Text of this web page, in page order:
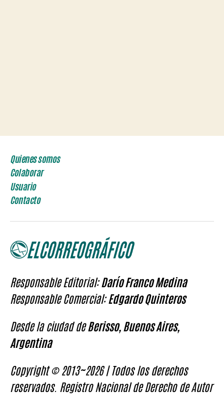
Quienes somos
Colaborar
Usuario
Contacto
Responsable Editorial:Darío Franco Medina
Responsable Comercial:Edgardo Quinteros
Desde la ciudad deBerisso, Buenos Aires,
Argentina
Copyright © 2013~2026 | Todos los derechos
reservados. Registro Nacional de Derecho de Autor